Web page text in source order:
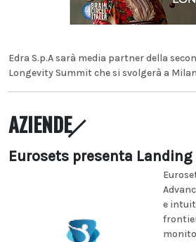
Edra S.p.A sarà media partner della
Longevity Summit che si svolgerà a
AZIENDE
Eurosets presenta Landing
e